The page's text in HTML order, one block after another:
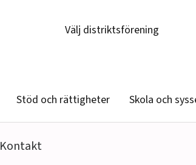
Välj distriktsförening
Stöd och rättigheter Skola och
Kontakt